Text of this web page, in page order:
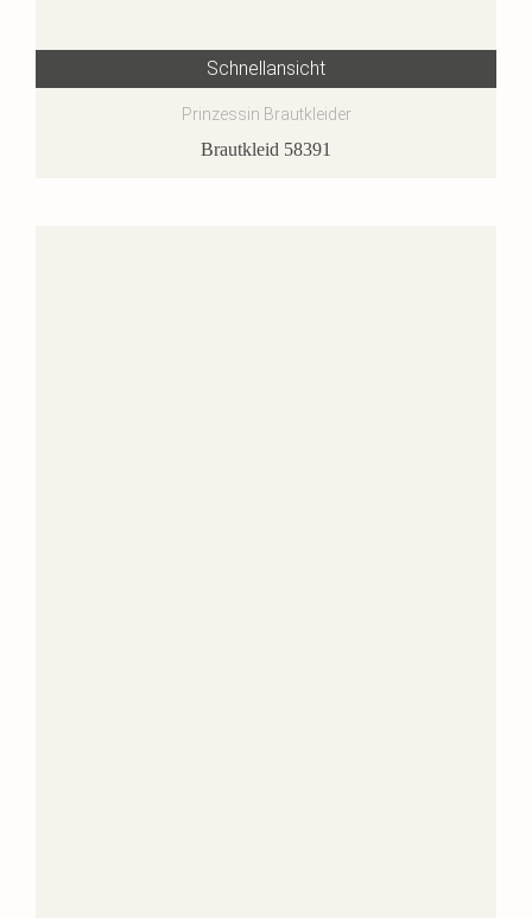
Schnellansicht
Prinzessin Brautkleider
Brautkleid 58391